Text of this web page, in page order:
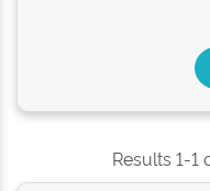
Results 1-1